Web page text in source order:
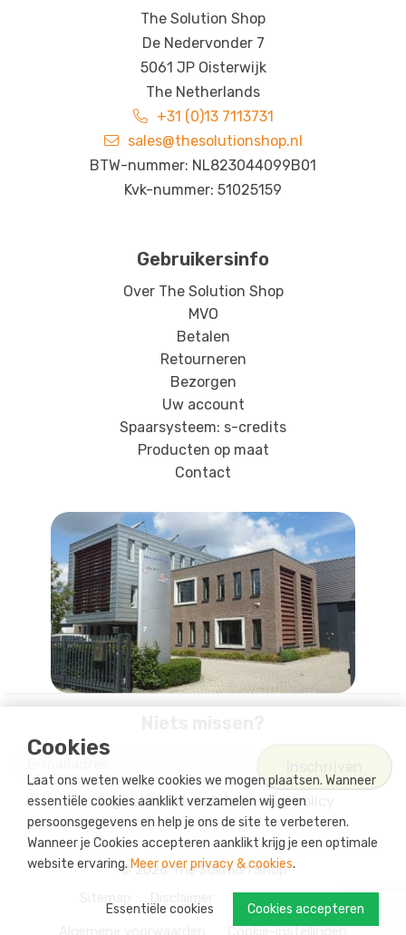
Cookies
Laat ons weten welke cookies we mogen plaatsen. Wanneer
essentiële cookies aanklikt verzamelen wij geen
persoonsgegevens en help je ons de site te verbeteren.
Wanneer je Cookies accepteren aanklikt krijg je een optimale
website ervaring. Meer over privacy & cookies.
Cookies accepteren
Essentiële cookies
The Solution Shop
De Nedervonder 7
5061 JP Oisterwijk
The Netherlands
+31 (0)13 7113731
sales@thesolutionshop.nl
BTW-nummer: NL823044099B01
Kvk-nummer: 51025159
Gebruikersinfo
Over The Solution Shop
MVO
Betalen
Retourneren
Bezorgen
Uw account
Spaarsysteem: s-credits
Producten op maat
Contact
Ik ga akkoord metde privacy policy
© 2026 The Solution Shop
Privacy Policy
Cookie-instellingen